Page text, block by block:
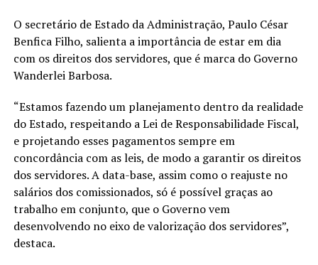
O secretário de Estado da Administração, Paulo César
Benfica Filho, salienta a importância de estar em dia
com os direitos dos servidores, que é marca do Governo
Wanderlei Barbosa.
“Estamos fazendo um planejamento dentro da realidade
do Estado, respeitando a Lei de Responsabilidade Fiscal,
e projetando esses pagamentos sempre em
concordância com as leis, de modo a garantir os direitos
dos servidores. A data-base, assim como o reajuste no
salários dos comissionados, só é possível graças ao
trabalho em conjunto, que o Governo vem
desenvolvendo no eixo de valorização dos servidores”,
destaca.